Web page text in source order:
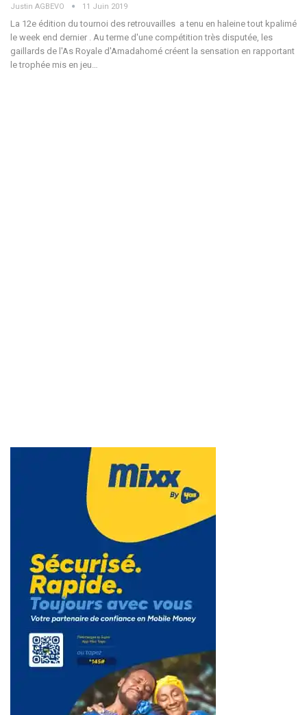
Justin AGBEVO 11 Juin 2019
La 12e édition du tournoi des retrouvailles a tenu en haleine tout kpalimé
le week end dernier . Au terme d'une compétition très disputée, les
gaillards de l'As Royale d'Amadahomé créent la sensation en rapportant
le trophée mis en jeu…